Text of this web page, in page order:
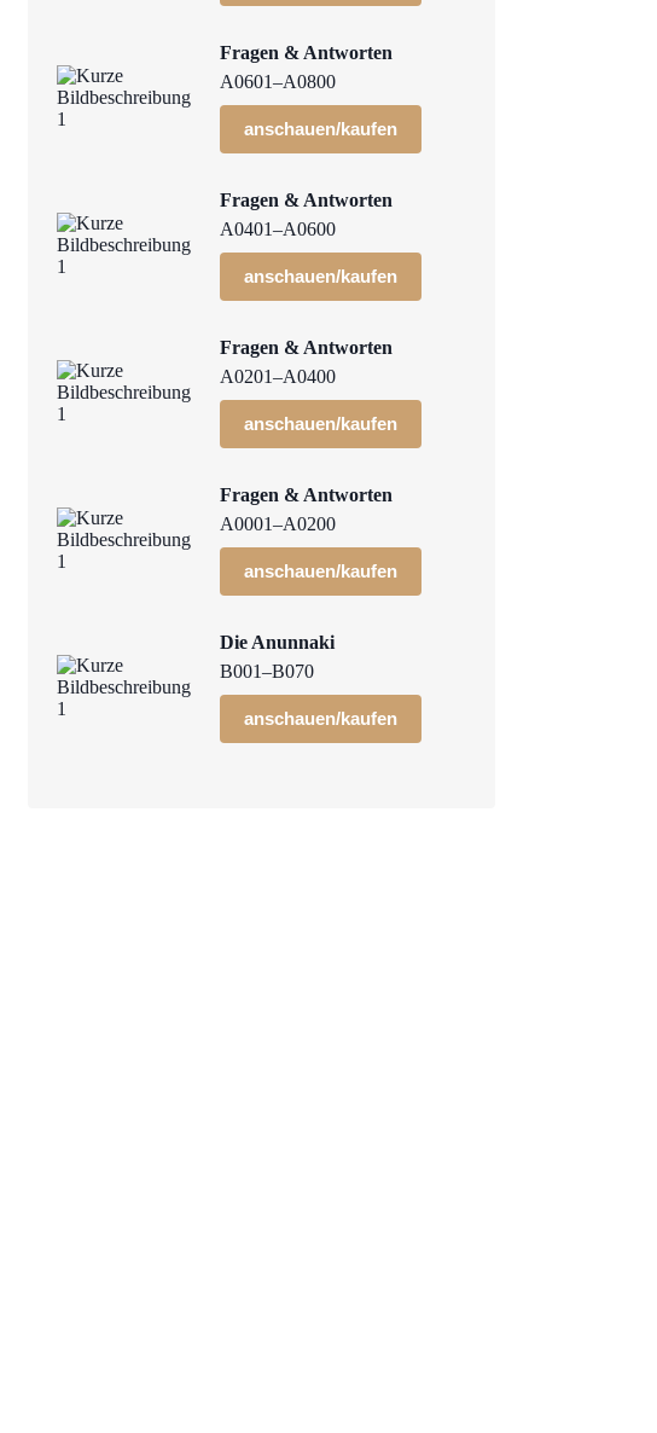
Fragen & Antworten
A0601–A0800
anschauen/kaufen
Fragen & Antworten
A0401–A0600
anschauen/kaufen
Fragen & Antworten
A0201–A0400
anschauen/kaufen
Fragen & Antworten
A0001–A0200
anschauen/kaufen
Die Anunnaki
B001–B070
anschauen/kaufen